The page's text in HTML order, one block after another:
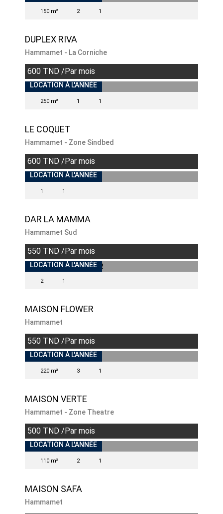
150 m² 2 1
DUPLEX RIVA
Hammamet - La Corniche
600 TND /Par mois
INDISPONIBLE
LOCATION À L'ANNÉE
250 m² 1 1
LE COQUET
Hammamet - Zone Sindbed
600 TND /Par mois
INDISPONIBLE
LOCATION À L'ANNÉE
1 1
DAR LA MAMMA
Hammamet Sud
550 TND /Par mois
INDISPONIBLE
LOCATION À L'ANNÉE
2 1
MAISON FLOWER
Hammamet
550 TND /Par mois
INDISPONIBLE
LOCATION À L'ANNÉE
220 m² 3 1
MAISON VERTE
Hammamet - Zone Theatre
500 TND /Par mois
INDISPONIBLE
LOCATION À L'ANNÉE
110 m² 2 1
MAISON SAFA
Hammamet